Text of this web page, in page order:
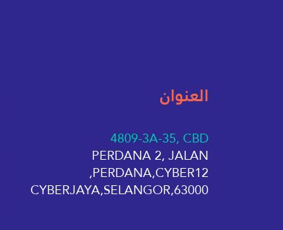
العنوان
4809-3A-35, CBD
PERDANA 2, JALAN
PERDANA,CYBER12,
63000,CYBERJAYA,SELANGOR